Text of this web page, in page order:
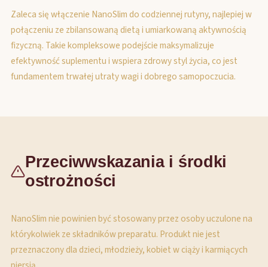
Zaleca się włączenie NanoSlim do codziennej rutyny, najlepiej w
połączeniu ze zbilansowaną dietą i umiarkowaną aktywnością
fizyczną. Takie kompleksowe podejście maksymalizuje
efektywność suplementu i wspiera zdrowy styl życia, co jest
fundamentem trwałej utraty wagi i dobrego samopoczucia.
Przeciwwskazania i środki
ostrożności
NanoSlim nie powinien być stosowany przez osoby uczulone na
którykolwiek ze składników preparatu. Produkt nie jest
przeznaczony dla dzieci, młodzieży, kobiet w ciąży i karmiących